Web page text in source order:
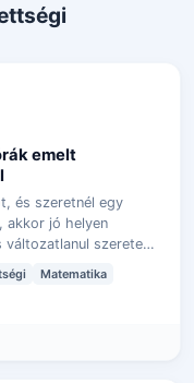
emelt
és szeretnél egy
akkor jó helyen
szeretem
Matematika